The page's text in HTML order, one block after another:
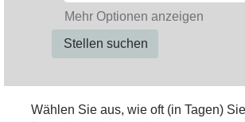
Mehr Optionen anzeigen
Wählen Sie aus, wie oft (in Tagen)